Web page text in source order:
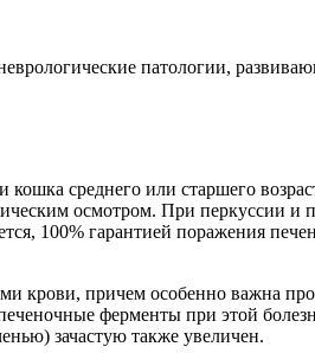
патологии,
среднего или старшего
осмотром. При перкуссии
100% гарантией поражения
крови, причем особенно важна
ферменты при этой
зачастую также увеличен.